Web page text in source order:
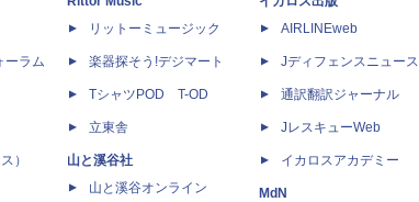
ーラム
）
リットーミュージック
楽器探そう!デジマート
TシャツPOD T-OD
立東舎
山と溪谷社
山と溪谷オンライン
AIRLINEweb
Jディフェンスニュース
通訳翻訳ジャーナル
JレスキューWeb
イカロスアカデミー
MdN